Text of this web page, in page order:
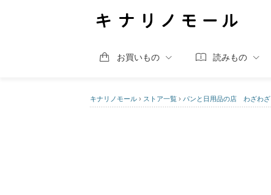
お買いもの 読みもの
キナリノモール › ストア一覧 › パンと日用品の店 わざわざ